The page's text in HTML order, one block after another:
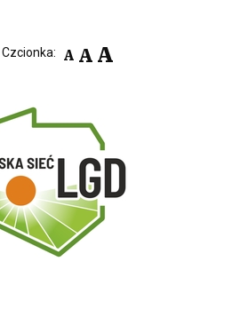
Czcionka: A A A